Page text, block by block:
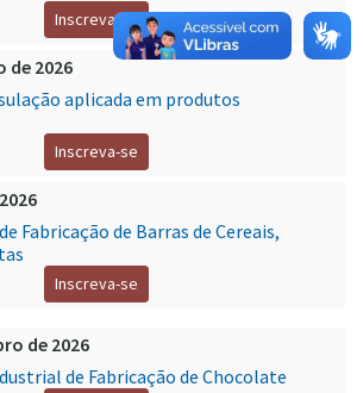
Inscreva-se
de 2026
aplicada em produtos
Inscreva-se
Fabricação de Barras de Cereais,
Inscreva-se
de 2026
de Fabricação de Chocolate